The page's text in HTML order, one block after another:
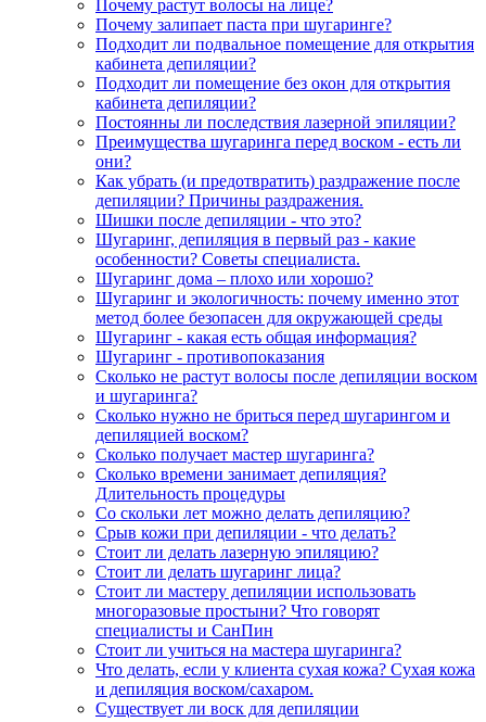
Почему растут волосы на лице?
Почему залипает паста при шугаринге?
Подходит ли подвальное помещение для открытия
кабинета депиляции?
Подходит ли помещение без окон для открытия
кабинета депиляции?
Постоянны ли последствия лазерной эпиляции?
Преимущества шугаринга перед воском - есть ли
они?
Как убрать (и предотвратить) раздражение после
депиляции? Причины раздражения.
Шишки после депиляции - что это?
Шугаринг, депиляция в первый раз - какие
особенности? Советы специалиста.
Шугаринг дома – плохо или хорошо?
Шугаринг и экологичность: почему именно этот
метод более безопасен для окружающей среды
Шугаринг - какая есть общая информация?
Шугаринг - противопоказания
Сколько не растут волосы после депиляции воском
и шугаринга?
Сколько нужно не бриться перед шугарингом и
депиляцией воском?
Сколько получает мастер шугаринга?
Сколько времени занимает депиляция?
Длительность процедуры
Со скольки лет можно делать депиляцию?
Срыв кожи при депиляции - что делать?
Стоит ли делать лазерную эпиляцию?
Стоит ли делать шугаринг лица?
Стоит ли мастеру депиляции использовать
многоразовые простыни? Что говорят
специалисты и СанПин
Стоит ли учиться на мастера шугаринга?
Что делать, если у клиента сухая кожа? Сухая кожа
и депиляция воском/сахаром.
Существует ли воск для депиляции